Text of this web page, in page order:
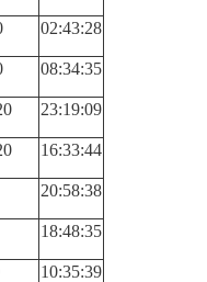
02:43:28
08:34:35
23:19:09
16:33:44
20:58:38
18:48:35
10:35:39